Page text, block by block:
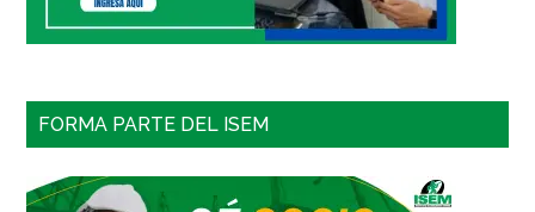
FORMA PARTE DEL ISEM